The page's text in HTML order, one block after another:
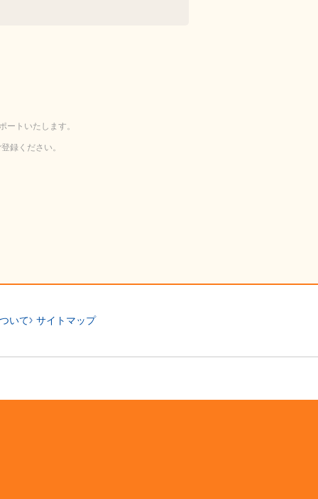
トいたします。
録ください。
いて サイトマップ